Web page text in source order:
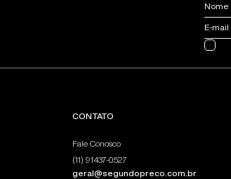
Nome
E-mail
CONTATO
Fale Conosco
(11) 91437-0527
geral@segundopreco.com.br